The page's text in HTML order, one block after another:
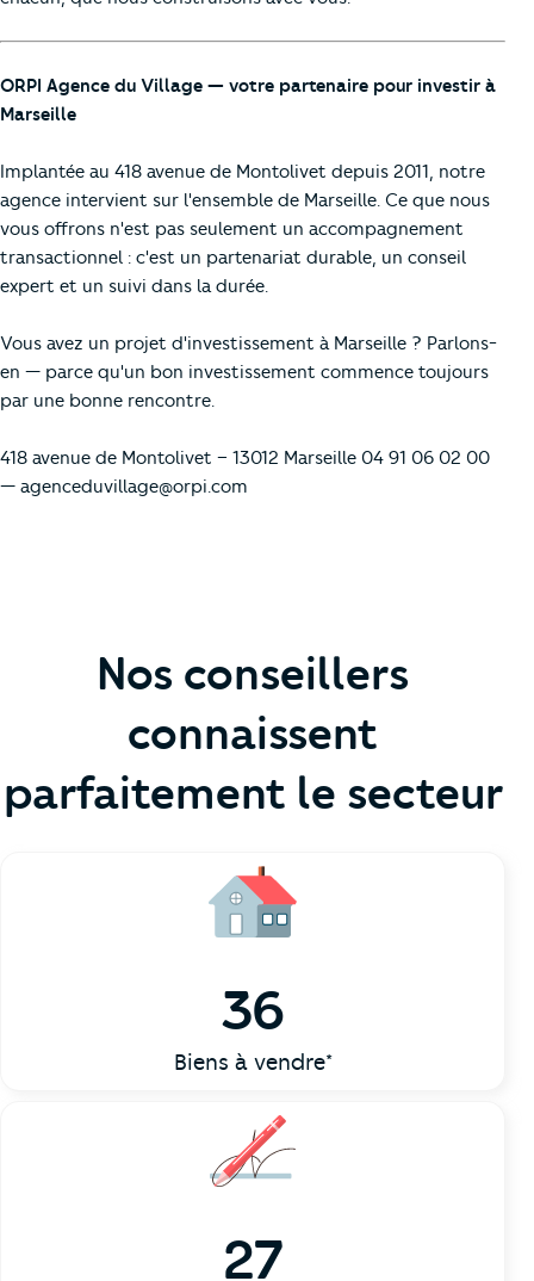
ORPI Agence du Village — votre partenaire pour investir à
Marseille
Implantée au 418 avenue de Montolivet depuis 2011, notre
agence intervient sur l'ensemble de Marseille. Ce que nous
vous offrons n'est pas seulement un accompagnement
transactionnel : c'est un partenariat durable, un conseil
expert et un suivi dans la durée.
Vous avez un projet d'investissement à Marseille ? Parlons-
en — parce qu'un bon investissement commence toujours
par une bonne rencontre.
418 avenue de Montolivet – 13012 Marseille 04 91 06 02 00
— agenceduvillage@orpi.com
Nos conseillers
connaissent
parfaitement le secteur
36
Biens à vendre*
27